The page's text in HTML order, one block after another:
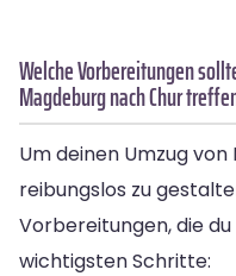
Welche Vorbereitungen
Magdeburg nach Chur
Um deinen Umzug
reibungslos zu
Vorbereitungen, die
wichtigsten Schritte: